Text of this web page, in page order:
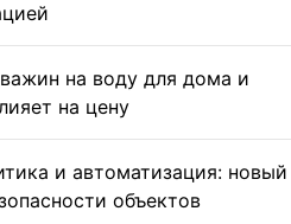
на воду для дома и
на цену
и автоматизация: новый
объектов